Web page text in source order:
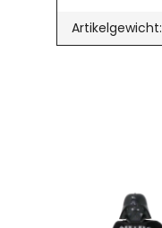
Artikelgewicht: